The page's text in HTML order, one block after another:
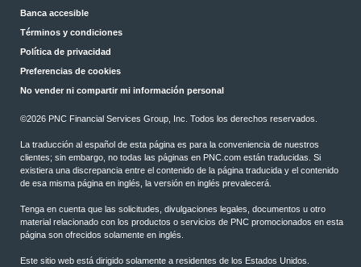
Banca accesible
Términos y condiciones
Política de privacidad
Preferencias de cookies
No vender ni compartir mi información personal
©2026 PNC Financial Services Group, Inc. Todos los derechos reservados.
La traducción al español de esta página es para la conveniencia de nuestros
clientes; sin embargo, no todas las páginas en PNC.com están traducidas. Si
existiera una discrepancia entre el contenido de la página traducida y el contenido
de esa misma página en inglés, la versión en inglés prevalecerá.
Tenga en cuenta que las solicitudes, divulgaciones legales, documentos u otro
material relacionado con los productos o servicios de PNC promocionados en esta
página son ofrecidos solamente en inglés.
Este sitio web está dirigido solamente a residentes de los Estados Unidos.